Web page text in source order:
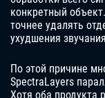
конкретный
точнее удалять
ухудшения
По этой причине
SpectraLayers
Хотя оба продукта